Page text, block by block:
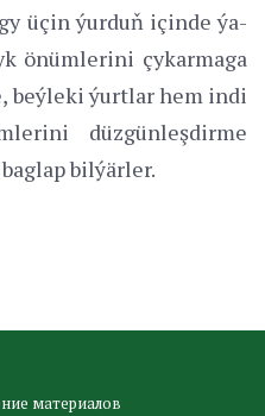
üçin ýurduň içinde ýa-
önümlerini çykarmaga
beýleki ýurtlar hem indi
düzgünleşdirme
bilýärler.
материалов